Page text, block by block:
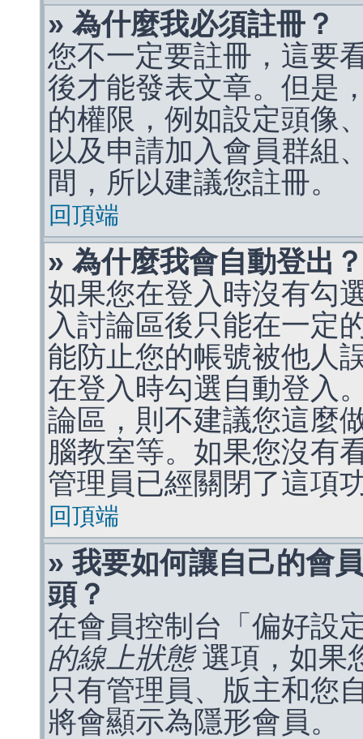
» 為什麼我必須註冊？
您不一定要註冊，這要
後才能發表文章。但是
的權限，例如設定頭像
以及申請加入會員群組
間，所以建議您註冊。
回頂端
» 為什麼我會自動登出？
如果您在登入時沒有勾
入討論區後只能在一定
能防止您的帳號被他人
在登入時勾選自動登入
論區，則不建議您這麼
腦教室等。如果您沒有
管理員已經關閉了這項
回頂端
» 我要如何讓自己的會
頭？
在會員控制台「偏好設
的線上狀態選項，如果
只有管理員、版主和您
將會顯示為隱形會員。